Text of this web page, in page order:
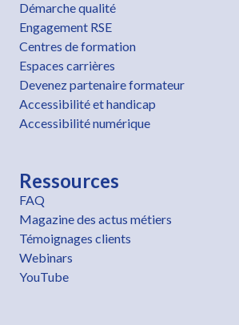
Démarche qualité
Engagement RSE
Centres de formation
Espaces carrières
Devenez partenaire formateur
Accessibilité et handicap
Accessibilité numérique
Ressources
FAQ
Magazine des actus métiers
Témoignages clients
Webinars
YouTube